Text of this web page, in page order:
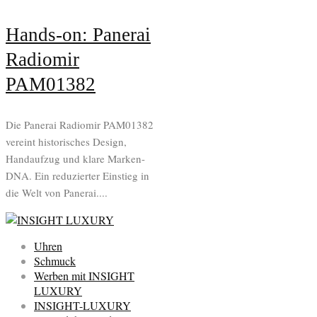
Hands-on: Panerai
Radiomir
PAM01382
Die Panerai Radiomir PAM01382
vereint historisches Design,
Handaufzug und klare Marken-
DNA. Ein reduzierter Einstieg in
die Welt von Panerai....
Uhren
Schmuck
Werben mit INSIGHT
LUXURY
INSIGHT-LUXURY